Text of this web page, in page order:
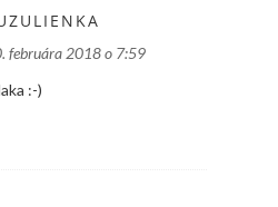
februára 2018 o 7:59
:-)